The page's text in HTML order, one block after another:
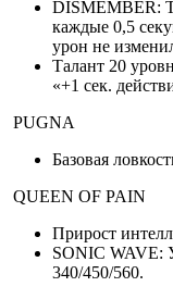
DISMEMBER:
каждые 0,5
урон не
Талант 20
«+1 сек.
PUGNA
Базовая
QUEEN OF PAIN
Прирост
SONIC WAVE:
340/450/560.